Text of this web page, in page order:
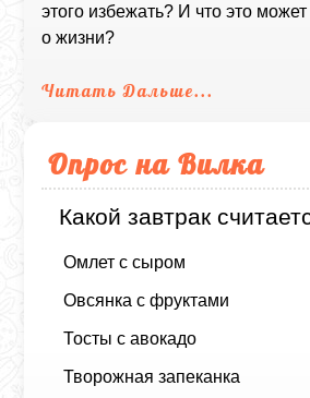
этого избежать? И что это
о жизни?
Читать Дальше...
Опрос на Вилка
Какой завтрак
Омлет с сыром
Овсянка с фруктами
Тосты с авокадо
Творожная запеканка